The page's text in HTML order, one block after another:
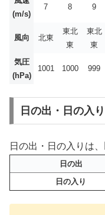
(m/s)
7 8 9
風向 北東
東北
東
東北
東
気圧
(hPa)
1001 1000 999
日の出・日の入り
日の出・日の入りは
日の出
日の入り